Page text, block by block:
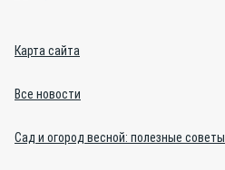
Карта сайта
Все новости
Сад и огород весной: полезные советы